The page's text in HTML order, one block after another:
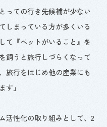
っての行き先候補が少ない
しまっている方が多くいる
て『ペットがいること』を
飼うと旅行しづらくなって
旅行をはじめ他の産業にも
す」
性化の取り組みとして、 2